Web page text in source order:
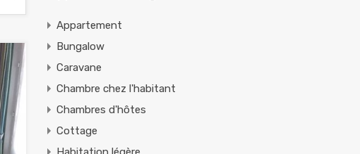
Appartement
Bungalow
Caravane
Chambre chez l'habitant
Chambres d'hôtes
Cottage